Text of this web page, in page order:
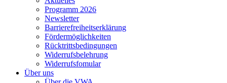
Programm 2026
Newsletter
Barrierefreiheitserklärung
Fördermöglichkeiten
Rücktrittsbedingungen
Widerrufsbelehrung
Widerrufsfomular
Über uns